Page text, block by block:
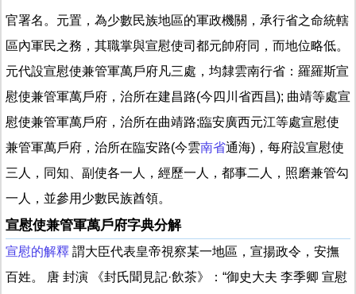
官署名。元置，為少數民族地區的軍政機關，承行省之命統轄
區內軍民之務，其職掌與宣慰使司都元帥府同，而地位略低。
元代設宣慰使兼管軍萬戶府凡三處，均隸雲南行省：羅羅斯宣
慰使兼管軍萬戶府，治所在建昌路(今四川省西昌); 曲靖等處宣
慰使兼管軍萬戶府，治所在曲靖路;臨安廣西元江等處宣慰使
兼管軍萬戶府，治所在臨安路(今雲南省通海)，每府設宣慰使
三人，同知、副使各一人，經歷一人，都事二人，照磨兼管勾
一人，並參用少數民族酋領。
宣慰使兼管軍萬戶府字典分解
宣慰的解釋 謂大臣代表皇帝視察某一地區，宣揚政令，安撫
百姓。 唐 封演 《封氏聞見記·飲茶》：“御史大夫 李季卿 宣慰